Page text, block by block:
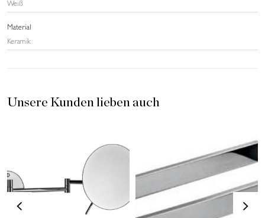
Weiß
Material
Keramik
Unsere Kunden lieben auch
< >